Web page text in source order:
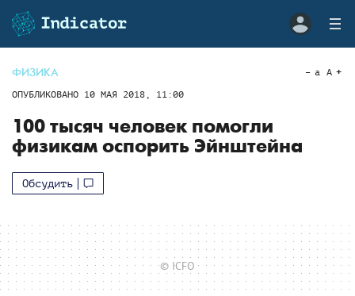
ФИЗИКА
ОПУБЛИКОВАНО 10 МАЯ 2018, 11:00
a A
100 тысяч человек помогли
физикам оспорить Эйнштейна
Обсудить
© ICFO